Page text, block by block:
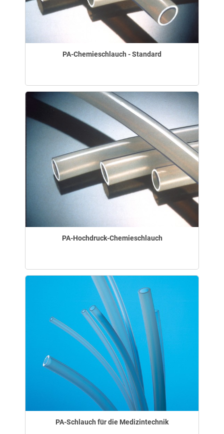
PA-Chemieschlauch - Standard
PA-Hochdruck-Chemieschlauch
PA-Schlauch für die Medizintechnik